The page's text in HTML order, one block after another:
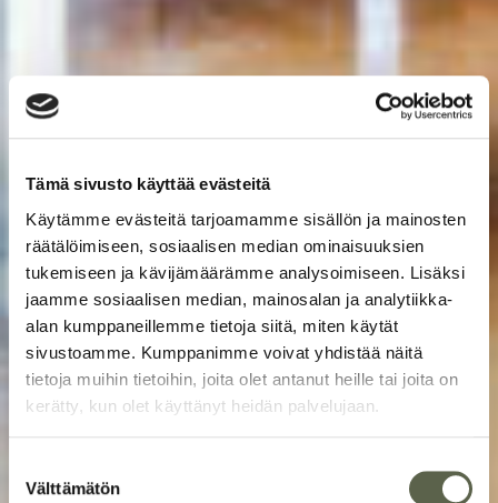
Tämä sivusto käyttää evästeitä
Käytämme evästeitä tarjoamamme sisällön ja mainosten
räätälöimiseen, sosiaalisen median ominaisuuksien
tukemiseen ja kävijämäärämme analysoimiseen. Lisäksi
jaamme sosiaalisen median, mainosalan ja analytiikka-
alan kumppaneillemme tietoja siitä, miten käytät
sivustoamme. Kumppanimme voivat yhdistää näitä
tietoja muihin tietoihin, joita olet antanut heille tai joita on
kerätty, kun olet käyttänyt heidän palvelujaan.
valinta
Välttämätön